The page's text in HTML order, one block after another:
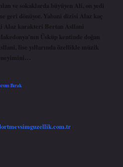
ve sokaklarda büyüyen Ali, on yedi
geri dönüyor. Yabani dizisi Alaz kaç
Alaz karakteri Bertan Asllani
Üsküp kentinde doğan
lise yıllarında özellikle müzik
Bırak